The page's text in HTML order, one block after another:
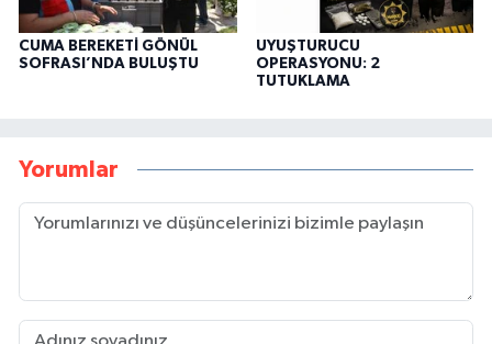
CUMA BEREKETİ GÖNÜL
SOFRASI’NDA BULUŞTU
UYUŞTURUCU
OPERASYONU: 2
TUTUKLAMA
Yorumlar